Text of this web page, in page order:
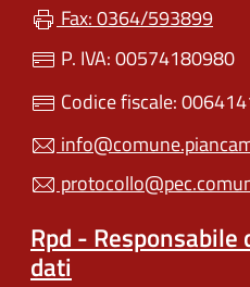
Fax: 0364/593899
P. IVA: 00574180980
Codice fiscale:
Rpd -
dati